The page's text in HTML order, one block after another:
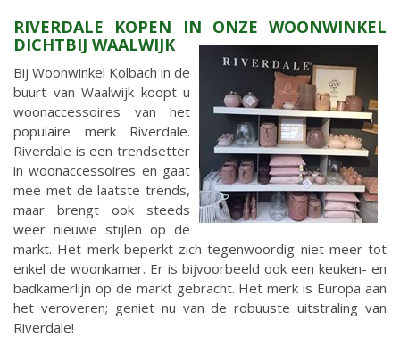
RIVERDALE KOPEN IN ONZE WOONWINKEL
DICHTBIJ WAALWIJK
Bij Woonwinkel Kolbach in de
buurt van Waalwijk koopt u
woonaccessoires van het
populaire merk Riverdale.
Riverdale is een trendsetter
in woonaccessoires en gaat
mee met de laatste trends,
maar brengt ook steeds
weer nieuwe stijlen op de
markt. Het merk beperkt zich tegenwoordig niet meer tot
enkel de woonkamer. Er is bijvoorbeeld ook een keuken- en
badkamerlijn op de markt gebracht. Het merk is Europa aan
het veroveren; geniet nu van de robuuste uitstraling van
Riverdale!